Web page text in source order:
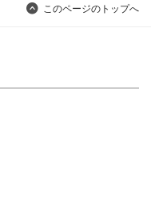
このページのトップへ